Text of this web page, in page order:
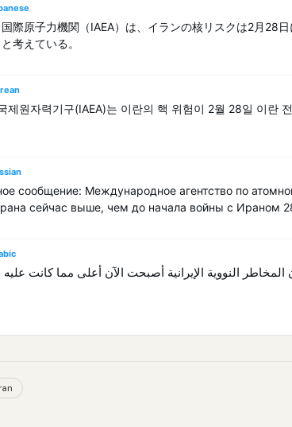
際原子力機関（IAEA）は、イランの核リスクは2月28
考えている。
제원자력기구(IAEA)는 이란의 핵 위험이 2월 28일 이란
сообщение: Международное агентство по
сейчас выше, чем до начала войны с Ираном
المخاطر النووية الإيرانية أصبحت الآن أعلى مما كانت